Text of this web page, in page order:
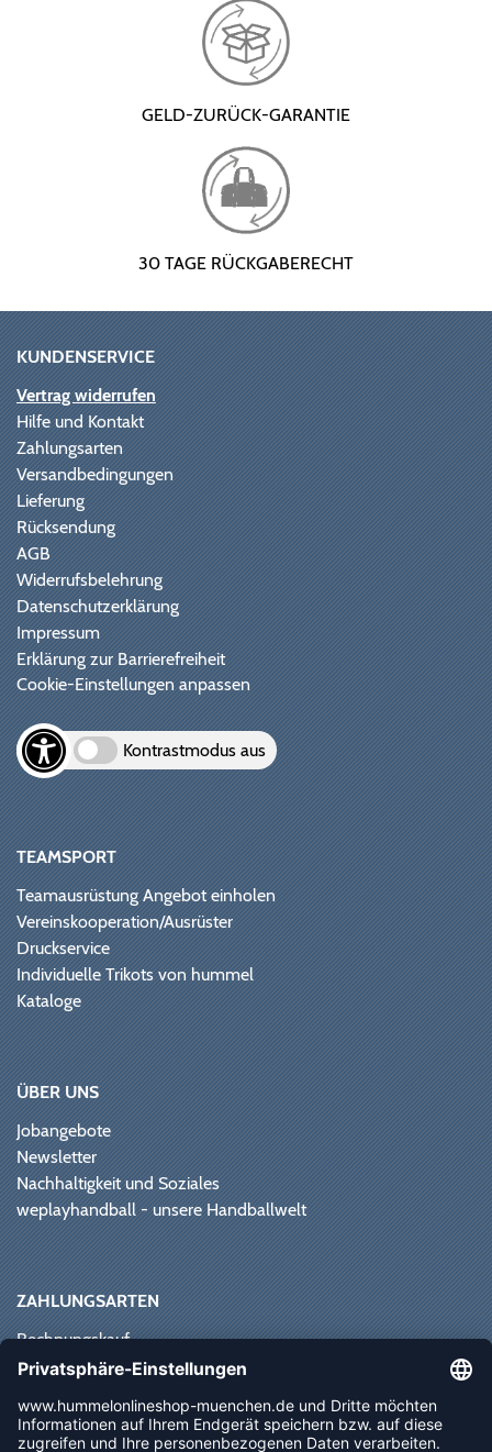
GELD-ZURÜCK-GARANTIE
30 TAGE RÜCKGABERECHT
KUNDENSERVICE
Vertrag widerrufen
Hilfe und Kontakt
Zahlungsarten
Versandbedingungen
Lieferung
Rücksendung
AGB
Widerrufsbelehrung
Datenschutzerklärung
Impressum
Erklärung zur Barrierefreiheit
Cookie-Einstellungen anpassen
Kontrastmodus aus
TEAMSPORT
Teamausrüstung Angebot einholen
Vereinskooperation/Ausrüster
Druckservice
Individuelle Trikots von hummel
Kataloge
ÜBER UNS
Jobangebote
Newsletter
Nachhaltigkeit und Soziales
weplayhandball - unsere Handballwelt
ZAHLUNGSARTEN
Rechnungskauf
Paypal
Vorkasse
Sofortüberweisung